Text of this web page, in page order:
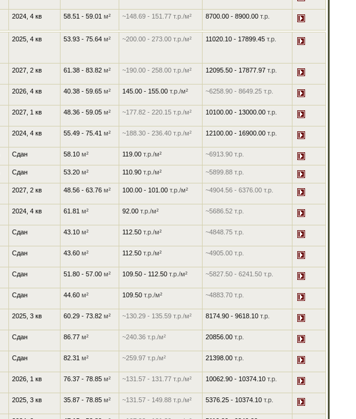
2024, 4 кв 58.51 - 59.01 м² ~148.69- 151.77 т.р./м² 8700.00- 8900.00 т.р.
2025, 4 кв 53.93 - 75.64 м² ~200.00- 273.00 т.р./м² 11020.10- 17899.45 т.р.
2027, 2 кв 61.38 - 83.82 м² ~190.00- 258.00 т.р./м² 12095.50- 17877.97 т.р.
2026, 4 кв 40.38 - 59.65 м² 145.00- 155.00 т.р./м² ~6258.90- 8649.25 т.р.
2027, 1 кв 48.36 - 59.05 м² ~177.82- 220.15 т.р./м² 10100.00- 13000.00 т.р.
2024, 4 кв 55.49 - 75.41 м² ~188.30- 236.40 т.р./м² 12100.00- 16900.00 т.р.
Сдан 58.10 м² 119.00 т.р./м² ~6913.90 т.р.
Сдан 53.20 м² 110.90 т.р./м² ~5899.88 т.р.
2027, 2 кв 48.56 - 63.76 м² 100.00- 101.00 т.р./м² ~4904.56- 6376.00 т.р.
2024, 4 кв 61.81 м² 92.00 т.р./м² ~5686.52 т.р.
Сдан 43.10 м² 112.50 т.р./м² ~4848.75 т.р.
Сдан 43.60 м² 112.50 т.р./м² ~4905.00 т.р.
Сдан 51.80 - 57.00 м² 109.50- 112.50 т.р./м² ~5827.50- 6241.50 т.р.
Сдан 44.60 м² 109.50 т.р./м² ~4883.70 т.р.
2025, 3 кв 60.29 - 73.82 м² ~130.29- 135.59 т.р./м² 8174.90- 9618.10 т.р.
Сдан 86.77 м² ~240.36 т.р./м² 20856.00 т.р.
Сдан 82.31 м² ~259.97 т.р./м² 21398.00 т.р.
2026, 1 кв 76.37 - 78.85 м² ~131.57- 131.77 т.р./м² 10062.90- 10374.10 т.р.
2025, 3 кв 35.87 - 78.85 м² ~131.57- 149.88 т.р./м² 5376.25- 10374.10 т.р.